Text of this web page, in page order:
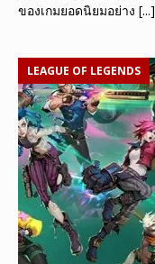
ของเกมยอดนิยมอย่าง [...]
LEAGUE OF LEGENDS